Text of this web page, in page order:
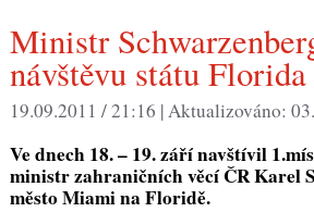
Ministr Schwarzenberg ukončil
návštěvu státu Florida
19.09.2011 / 21:16 |Aktualizováno:
Ve dnech 18. – 19. září navštívil
ministr zahraničních věcí ČR Karel
město Miami na Floridě.